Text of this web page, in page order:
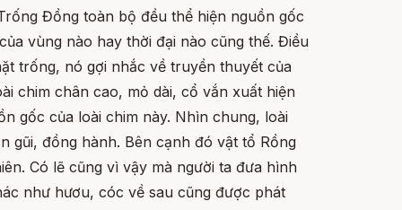
Đồng toàn bộ đều thể hiện nguồn gốc
vùng nào hay thời đại nào cũng thế. Điều
trống, nó gợi nhắc về truyền thuyết của
chim chân cao, mỏ dài, cổ vắn xuất hiện
gốc của loài chim này. Nhìn chung, loài
gũi, đồng hành. Bên cạnh đó vật tổ Rồng
Có lẽ cũng vì vậy mà người ta đưa hình
như hươu, cóc về sau cũng được phát